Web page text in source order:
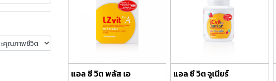
แอล ซี วิต พลัส เอ แอล ซี วิต จูเนียร์